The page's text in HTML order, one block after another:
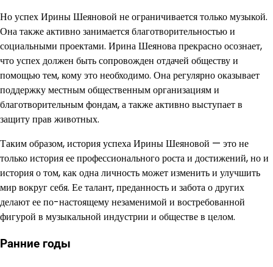
Но успех Ирины Шеяновой не ограничивается только музыкой.
Она также активно занимается благотворительностью и
социальными проектами. Ирина Шеянова прекрасно осознает,
что успех должен быть сопровожден отдачей обществу и
помощью тем, кому это необходимо. Она регулярно оказывает
поддержку местным общественным организациям и
благотворительным фондам, а также активно выступает в
защиту прав животных.
Таким образом, история успеха Ирины Шеяновой — это не
только история ее профессионального роста и достижений, но и
история о том, как одна личность может изменить и улучшить
мир вокруг себя. Ее талант, преданность и забота о других
делают ее по-настоящему незаменимой и востребованной
фигурой в музыкальной индустрии и обществе в целом.
Ранние годы